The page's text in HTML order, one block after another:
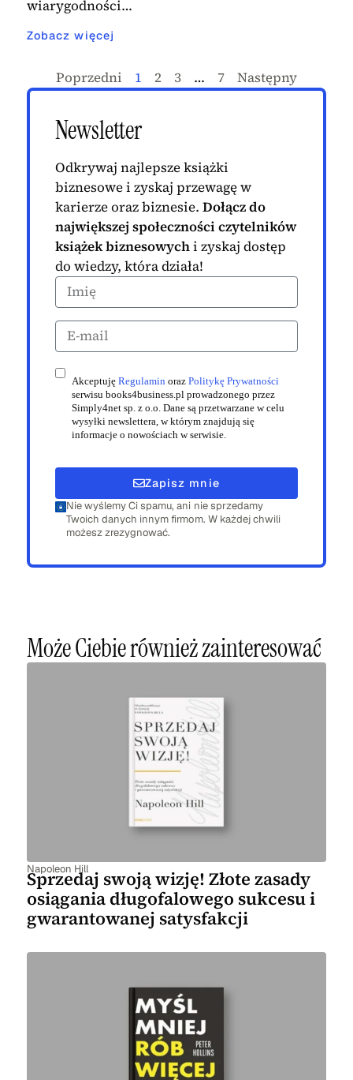
wiarygodności…
Zobacz więcej
Poprzedni 1 2 3 … 7 Następny
Newsletter
Odkrywaj najlepsze książki
biznesowe i zyskaj przewagę w
karierze oraz biznesie. Dołącz do
największej społeczności czytelników
książek biznesowychi zyskaj dostęp
do wiedzy, która działa!
Akceptuję Regulamin oraz Politykę Prywatności
serwisu books4business.pl prowadzonego przez
Simply4net sp. z o.o. Dane są przetwarzane w celu
wysyłki newslettera, w którym znajdują się
informacje o nowościach w serwisie.
Zapisz mnie
Nie wyślemy Ci spamu, ani nie sprzedamy
Twoich danych innym firmom. W każdej chwili
możesz zrezygnować.
Może Ciebie również zainteresować
Napoleon Hill
Sprzedaj swoją wizję! Złote zasady
osiągania długofalowego sukcesu i
gwarantowanej satysfakcji